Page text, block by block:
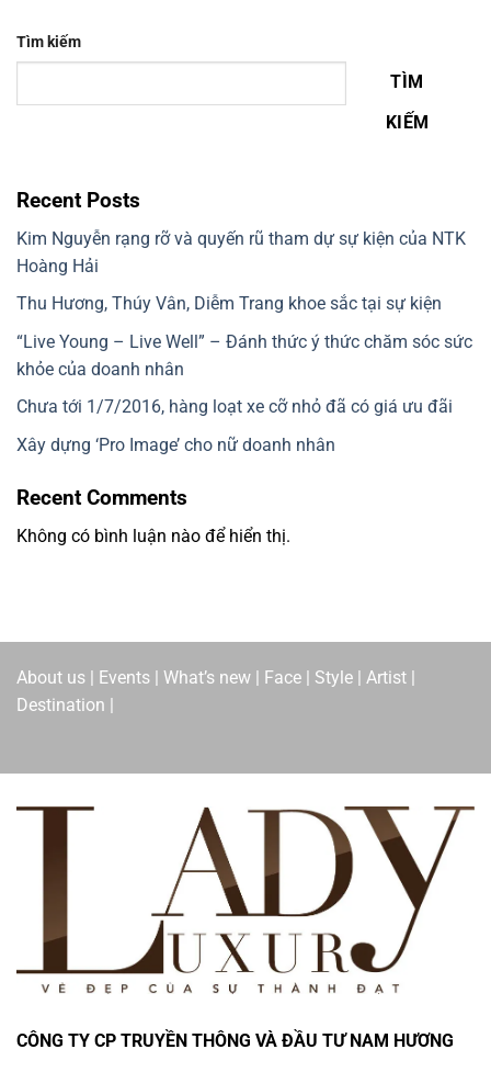
Tìm kiếm
TÌM
KIẾM
Recent Posts
Kim Nguyễn rạng rỡ và quyến rũ tham dự sự kiện của NTK
Hoàng Hải
Thu Hương, Thúy Vân, Diễm Trang khoe sắc tại sự kiện
“Live Young – Live Well” – Đánh thức ý thức chăm sóc sức
khỏe của doanh nhân
Chưa tới 1/7/2016, hàng loạt xe cỡ nhỏ đã có giá ưu đãi
Xây dựng ‘Pro Image’ cho nữ doanh nhân
Recent Comments
Không có bình luận nào để hiển thị.
About us | Events | What’s new | Face | Style | Artist |
Destination |
CÔNG TY CP TRUYỀN THÔNG VÀ ĐẦU TƯ NAM HƯƠNG